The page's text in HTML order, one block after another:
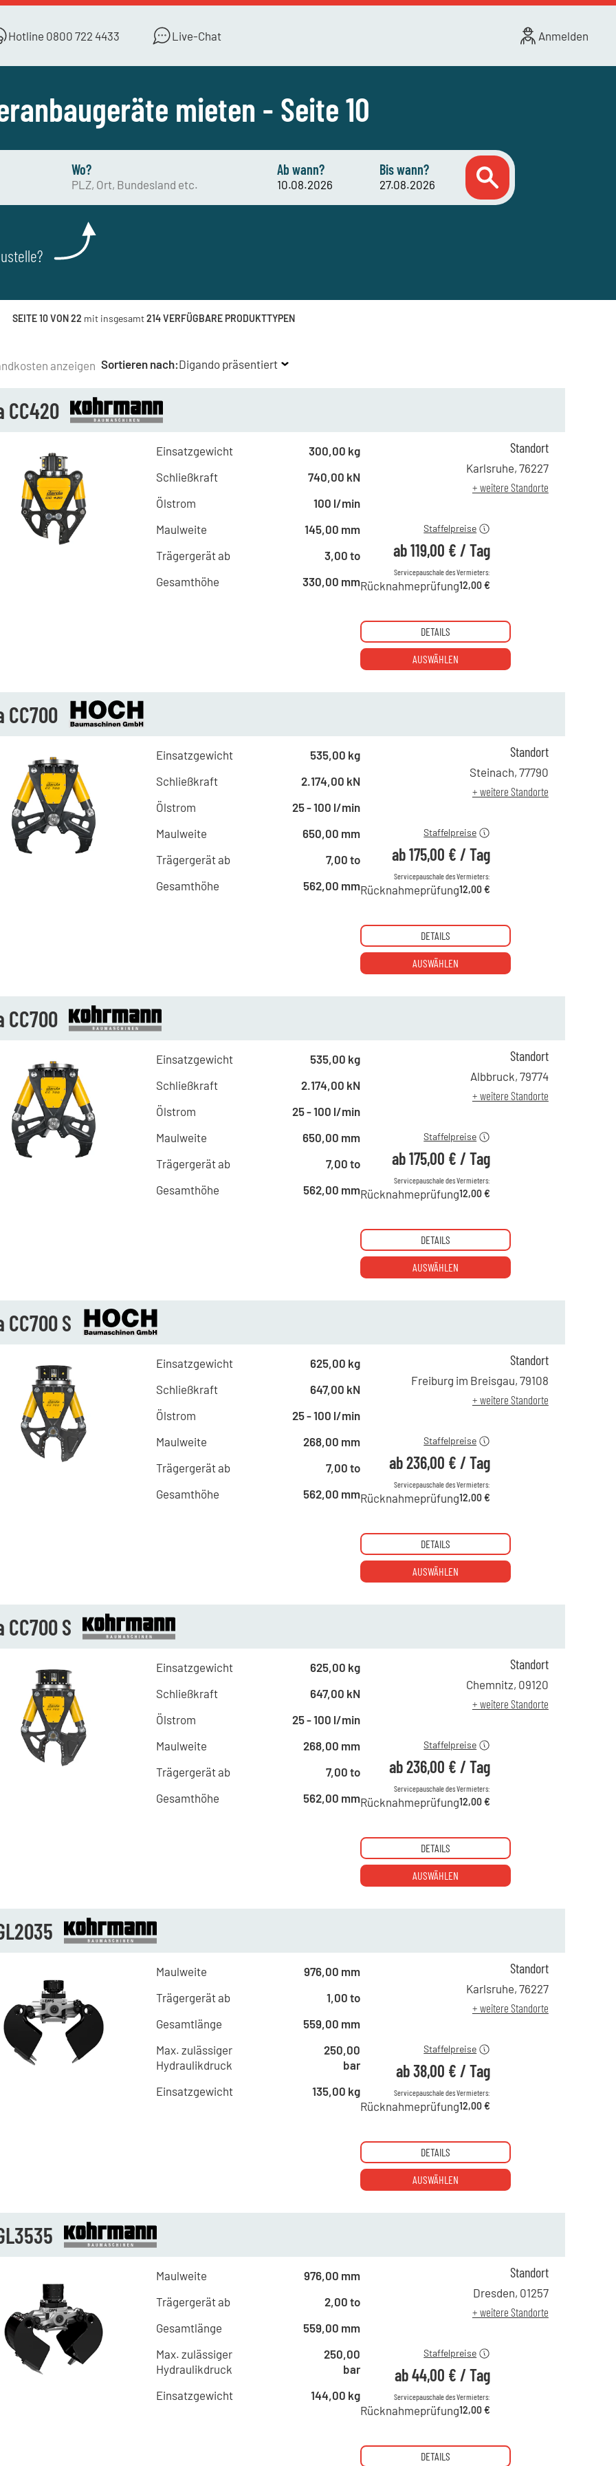
Hotline 0800 722 4433 Live-Chat Anmelden
mieten - Seite 10
Wo? Ab wann? Bis wann?
SEITE 10 VON 22 mit insgesamt214 VERFÜGBARE PRODUKTTYPEN
anzeigen Sortieren nach:Digando präsentiert
CC420
Einsatzgewicht
300,00 kg
Schließkraft
740,00 kN
Ölstrom
100 l/min
Maulweite
145,00 mm
Trägergerät ab
3,00 to
Gesamthöhe
330,00 mm
171,00 €
ab 6 Tagen
ab 21 Tagen
Staffelpreise
ab119,00 € /Tag
Servicepauschale des Vermieters:
Rücknahmeprüfung12,00 €
Standort
Karlsruhe, 76227
+ weitere Standorte
DETAILS
AUSWÄHLEN
CC700
Einsatzgewicht
535,00 kg
Schließkraft
2.174,00 kN
Ölstrom
25 - 100 l/min
Maulweite
650,00 mm
Trägergerät ab
7,00 to
Gesamthöhe
562,00 mm
252,00 €
ab 6 Tagen
ab 21 Tagen
Staffelpreise
ab175,00 € /Tag
Servicepauschale des Vermieters:
Rücknahmeprüfung12,00 €
Standort
Steinach, 77790
+ weitere Standorte
DETAILS
AUSWÄHLEN
CC700
Einsatzgewicht
535,00 kg
Schließkraft
2.174,00 kN
Ölstrom
25 - 100 l/min
Maulweite
650,00 mm
Trägergerät ab
7,00 to
Gesamthöhe
562,00 mm
252,00 €
ab 6 Tagen
ab 21 Tagen
Staffelpreise
ab175,00 € /Tag
Servicepauschale des Vermieters:
Rücknahmeprüfung12,00 €
Standort
Albbruck, 79774
+ weitere Standorte
DETAILS
AUSWÄHLEN
S
Einsatzgewicht
625,00 kg
Schließkraft
647,00 kN
Ölstrom
25 - 100 l/min
Maulweite
268,00 mm
Trägergerät ab
7,00 to
Gesamthöhe
562,00 mm
340,00 €
ab 6 Tagen
ab 21 Tagen
Staffelpreise
ab236,00 € /Tag
Servicepauschale des Vermieters:
Rücknahmeprüfung12,00 €
Standort
Freiburg im Breisgau, 79108
+ weitere Standorte
DETAILS
AUSWÄHLEN
S
Einsatzgewicht
625,00 kg
Schließkraft
647,00 kN
Ölstrom
25 - 100 l/min
Maulweite
268,00 mm
Trägergerät ab
7,00 to
Gesamthöhe
562,00 mm
340,00 €
ab 6 Tagen
ab 21 Tagen
Staffelpreise
ab236,00 € /Tag
Servicepauschale des Vermieters:
Rücknahmeprüfung12,00 €
Standort
Chemnitz, 09120
+ weitere Standorte
DETAILS
AUSWÄHLEN
Maulweite
976,00 mm
Trägergerät ab
1,00 to
Gesamtlänge
559,00 mm
Max. zulässiger
Hydraulikdruck
250,00
bar
Einsatzgewicht
135,00 kg
54,00 €
ab 6 Tagen
Staffelpreise
ab38,00 € /Tag
Servicepauschale des Vermieters:
Rücknahmeprüfung12,00 €
Standort
Karlsruhe, 76227
+ weitere Standorte
DETAILS
AUSWÄHLEN
Maulweite
976,00 mm
Trägergerät ab
2,00 to
Gesamtlänge
559,00 mm
Max. zulässiger
Hydraulikdruck
250,00
bar
Einsatzgewicht
144,00 kg
63,00 €
ab 6 Tagen
ab 21 Tagen
Staffelpreise
ab44,00 € /Tag
Servicepauschale des Vermieters:
Rücknahmeprüfung12,00 €
Standort
Dresden, 01257
+ weitere Standorte
DETAILS